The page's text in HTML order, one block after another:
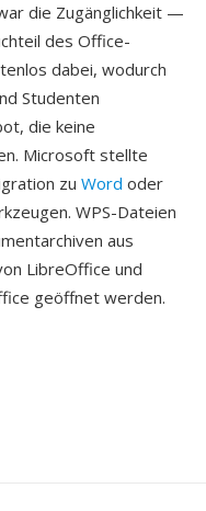
die Zugänglichkeit —
des Office-
dabei, wodurch
Studenten
die keine
Microsoft stellte
zu Word oder
WPS-Dateien
aus
LibreOffice und
geöffnet werden.